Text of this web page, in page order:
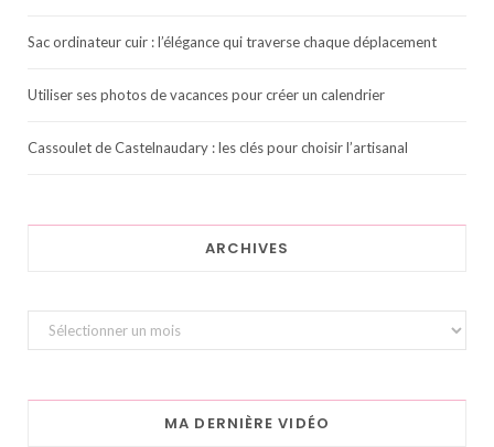
Sac ordinateur cuir : l’élégance qui traverse chaque déplacement
Utiliser ses photos de vacances pour créer un calendrier
Cassoulet de Castelnaudary : les clés pour choisir l’artisanal
ARCHIVES
Archives
MA DERNIÈRE VIDÉO